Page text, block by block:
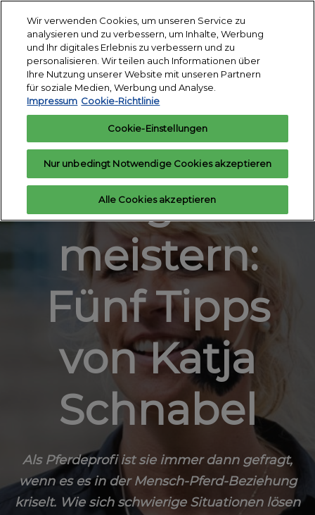
zum
Inhalt
18. - 24. März 2027
Messegelände
Essen
Interesse
anmelden
anfragen
9. August 2022, von Dominique Schroller
Herausforder
ungen
meistern:
Fünf Tipps
von Katja
Schnabel
Als Pferdeprofi ist sie immer dann gefragt,
wenn es es in der Mensch-Pferd-Beziehung
kriselt. Wie sich schwierige Situationen lösen
Wir verwenden Cookies, um unseren Service zu
analysieren und zu verbessern, um Inhalte, Werbung
und Ihr digitales Erlebnis zu verbessern und zu
personalisieren. Wir teilen auch Informationen über
Ihre Nutzung unserer Website mit unseren Partnern
für soziale Medien, Werbung und Analyse.
Impressum Cookie-Richtlinie
Cookie-Einstellungen
Nur unbedingt Notwendige Cookies akzeptieren
Alle Cookies akzeptieren